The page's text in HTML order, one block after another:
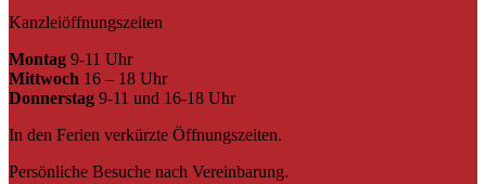
Kanzleiöffnungszeiten
Montag 9-11 Uhr
Mittwoch 16 – 18 Uhr
Donnerstag 9-11 und 16-18 Uhr
In den Ferien verkürzte Öffnungszeiten.
Persönliche Besuche nach Vereinbarung.